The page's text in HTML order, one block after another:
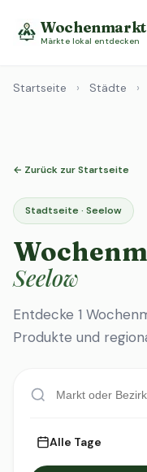
Märkte lokal entdecken
Startseite › Städte ›
← Zurück zur Startseite
Stadtseite · Seelow
Seelow
Entdecke 1
Produkte und
Alle Tage